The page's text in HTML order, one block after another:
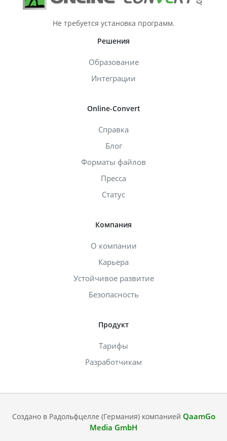
Не требуется установка программ.
Решения
Образование
Интеграции
Online-Convert
Справка
Блог
Форматы файлов
Пресса
Статус
Компания
О компании
Карьера
Устойчивое развитие
Безопасность
Продукт
Тарифы
Разработчикам
Создано в Радольфцелле (Германия) компанией QaamGo
Media GmbH